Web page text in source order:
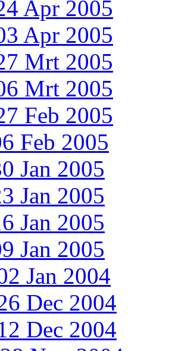
Apr 2005
Apr 2005
Mrt 2005
Mrt 2005
Feb 2005
Feb 2005
Jan 2005
Jan 2005
Jan 2005
Jan 2005
Jan 2004
Dec 2004
Dec 2004